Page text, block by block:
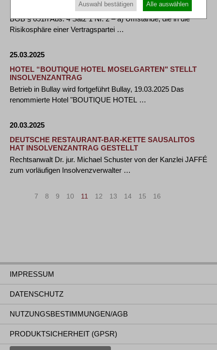
BGH, Urteil vom 18. Februar 2025 - X ZR 68/24
BGB § 651h Abs. 4 Satz 1 Nr. 2 – a) Umstände, die in die
Risikosphäre einer Vertragspartei …
25.03.2025
HOTEL “BOUTIQUE HOTEL MOSELGARTEN" STELLT
INSOLVENZANTRAG
Betrieb in Bullay wird fortgeführt Bullay, 19.03.2025 Das
renommierte Hotel "BOUTIQUE HOTEL …
20.03.2025
DEUTSCHE RESTAURANT-BAR-KETTE SAUSALITOS
HAT INSOLVENZANTRAG GESTELLT
Rechtsanwalt Dr. jur. Michael Schuster von der Kanzlei JAFFÉ
zum vorläufigen Insolvenzverwalter …
7 8 9 10 11 12 13 14 15 16
IMPRESSUM
DATENSCHUTZ
NUTZUNGSBESTIMMUNGEN/AGB
PRODUKTSICHERHEIT (GPSR)
Auswahl bestätigen Alle auswählen